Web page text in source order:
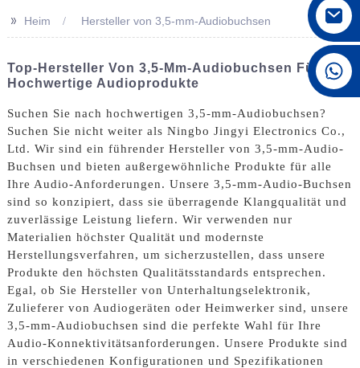
+1 626 623 2518
>> Heim Hersteller von 3,5-mm-Audiobuchsen
Top-Hersteller Von 3,5-Mm-Audiobuchsen Für
Hochwertige Audioprodukte
Suchen Sie nach hochwertigen 3,5-mm-Audiobuchsen?
Suchen Sie nicht weiter als Ningbo Jingyi Electronics Co.,
Ltd. Wir sind ein führender Hersteller von 3,5-mm-Audio-
Buchsen und bieten außergewöhnliche Produkte für alle
Ihre Audio-Anforderungen. Unsere 3,5-mm-Audio-Buchsen
sind so konzipiert, dass sie überragende Klangqualität und
zuverlässige Leistung liefern. Wir verwenden nur
Materialien höchster Qualität und modernste
Herstellungsverfahren, um sicherzustellen, dass unsere
Produkte den höchsten Qualitätsstandards entsprechen.
Egal, ob Sie Hersteller von Unterhaltungselektronik,
Zulieferer von Audiogeräten oder Heimwerker sind, unsere
3,5-mm-Audiobuchsen sind die perfekte Wahl für Ihre
Audio-Konnektivitätsanforderungen. Unsere Produkte sind
in verschiedenen Konfigurationen und Spezifikationen